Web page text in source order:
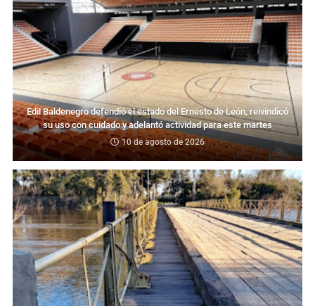
Edil Baldenegro defendió el estado del Ernesto de León, reivindicó
su uso con cuidado y adelantó actividad para este martes
10 de agosto de 2026